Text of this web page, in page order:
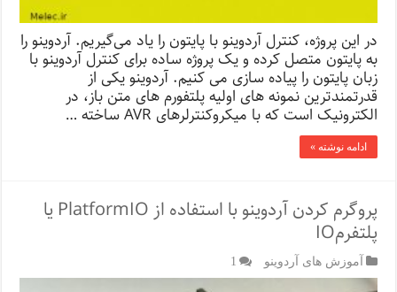
در این پروژه، کنترل آردوینو با پایتون را یاد می‌گیریم. آردوینو را
به پایتون متصل کرده و یک پروژه ساده برای کنترل آردوینو با
زبان پایتون را پیاده سازی می کنیم. آردوینو یکی از
قدرتمندترین نمونه های اولیه پلتفورم های متن باز، در
الکترونیک است که با میکروکنترلرهای AVR ساخته …
ادامه نوشته »
پروگرم کردن آردوینو با استفاده از PlatformIO یا
پلتفرمIO
آموزش های آردوینو 1